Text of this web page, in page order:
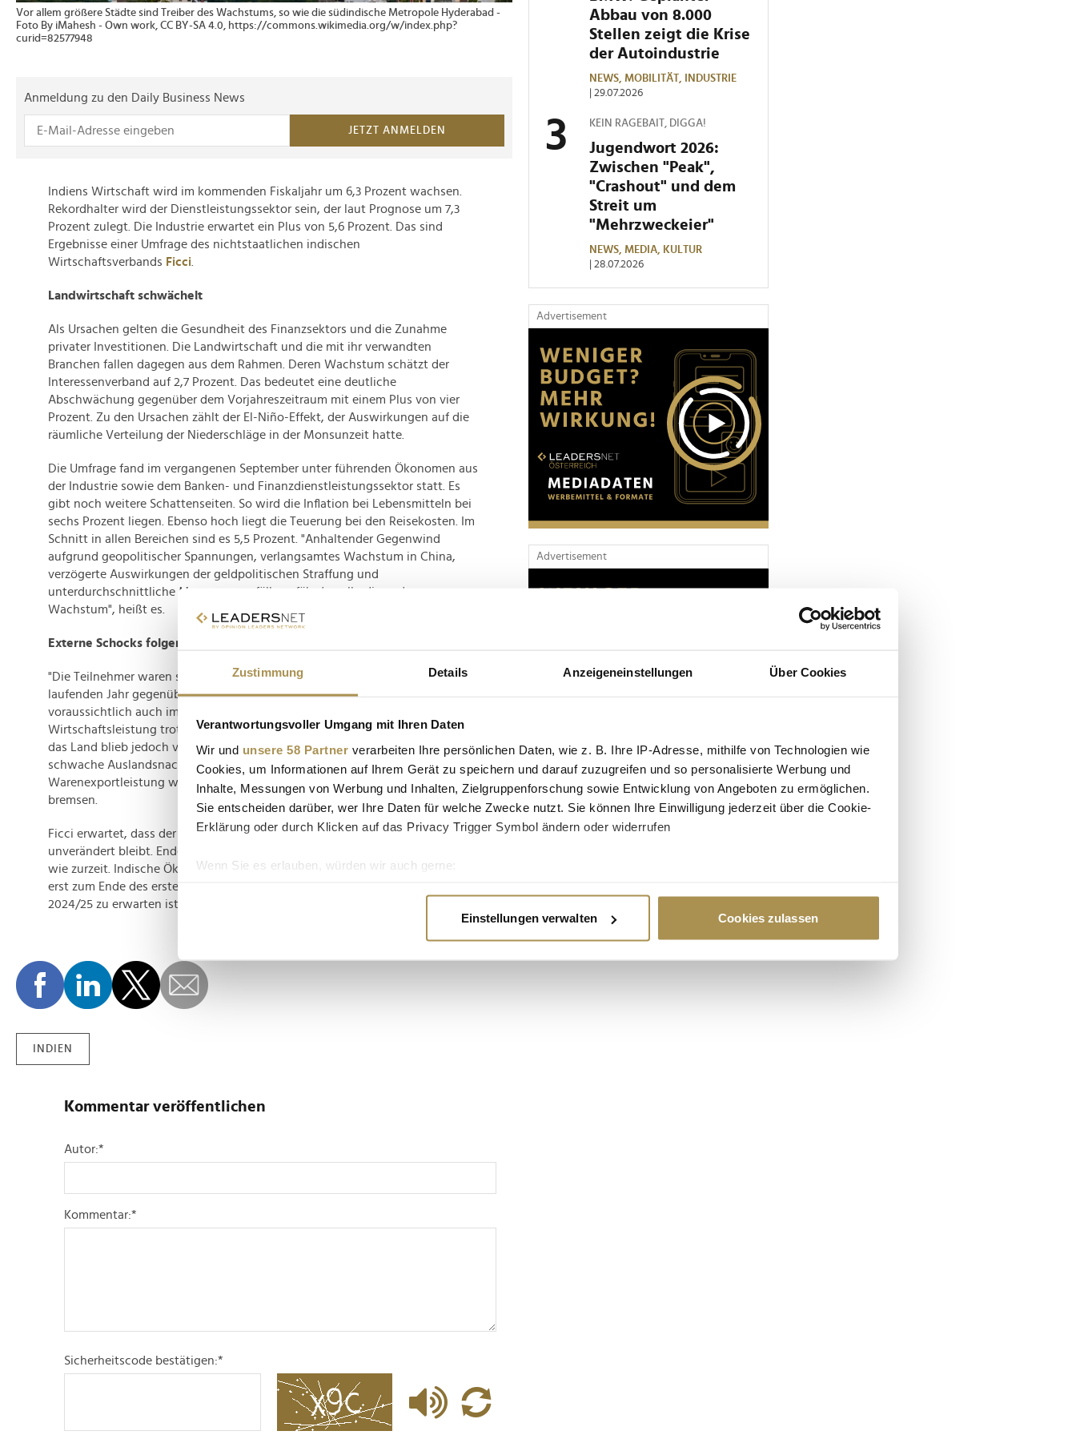
Zustimmung Details Anzeigeneinstellungen Über Cookies
Verantwortungsvoller Umgang mit Ihren Daten
Wir und unsere 58 Partner verarbeiten Ihre persönlichen Daten, wie z. B. Ihre IP-Adresse, mithilfe von Technologien wie
Cookies, um Informationen auf Ihrem Gerät zu speichern und darauf zuzugreifen und so personalisierte Werbung und
Inhalte, Messungen von Werbung und Inhalten, Zielgruppenforschung sowie Entwicklung von Angeboten zu ermöglichen.
Sie entscheiden darüber, wer Ihre Daten für welche Zwecke nutzt. Sie können Ihre Einwilligung jederzeit über die Cookie-
Erklärung oder durch Klicken auf das Privacy Trigger Symbol ändern oder widerrufen
Wenn Sie es erlauben, würden wir auch gerne:
Erfahren Sie mehr darüber, wie Ihre persönlichen Daten verarbeitet werden, und legen Sie Ihre Präferenzen im
Wir verwenden Cookies, um Inhalte und Anzeigen zu personalisieren, Funktionen für soziale Medien anbieten zu können
und die Zugriffe auf unsere Website zu analysieren. Außerdem geben wir Informationen zu Ihrer Verwendung unserer
Einstellungen verwalten Cookies zulassen
Vor allem größere Städte sind Treiber des Wachstums, so wie die südindische Metropole Hyderabad -
Foto By iMahesh - Own work, CC BY-SA 4.0, https://commons.wikimedia.org/w/index.php?
curid=82577948
Anmeldung zu den Daily Business News
JETZT ANMELDEN
Indiens Wirtschaft wird im kommenden Fiskaljahr um 6,3 Prozent wachsen.
Rekordhalter wird der Dienstleistungssektor sein, der laut Prognose um 7,3
Prozent zulegt. Die Industrie erwartet ein Plus von 5,6 Prozent. Das sind
Ergebnisse einer Umfrage des nichtstaatlichen indischen
Wirtschaftsverbands Ficci
Landwirtschaft schwächelt
Als Ursachen gelten die Gesundheit des Finanzsektors und die Zunahme
privater Investitionen. Die Landwirtschaft und die mit ihr verwandten
Branchen fallen dagegen aus dem Rahmen. Deren Wachstum schätzt der
Interessenverband auf 2,7 Prozent. Das bedeutet eine deutliche
Abschwächung gegenüber dem Vorjahreszeitraum mit einem Plus von vier
Prozent. Zu den Ursachen zählt der El-Niño-Effekt, der Auswirkungen auf die
räumliche Verteilung der Niederschläge in der Monsunzeit hatte.
Die Umfrage fand im vergangenen September unter führenden Ökonomen aus
der Industrie sowie dem Banken- und Finanzdienstleistungssektor statt. Es
gibt noch weitere Schattenseiten. So wird die Inflation bei Lebensmitteln bei
sechs Prozent liegen. Ebenso hoch liegt die Teuerung bei den Reisekosten. Im
Schnitt in allen Bereichen sind es 5,5 Prozent. "Anhaltender Gegenwind
aufgrund geopolitischer Spannungen, verlangsamtes Wachstum in China,
verzögerte Auswirkungen der geldpolitischen Straffung und
unterdurchschnittliche Monsunregenfälle gefährden allerdings das
Wachstum", heißt es.
Externe Schocks folgenreich
"Die Teilnehmer waren sich einig, dass sich das globale Wachstum im
laufenden Jahr gegenüber 2022 verlangsamen wird und dass sich dieser Trend
voraussichtlich auch im Jahr 2024 fortsetzt", so Ficci. In Indien selbst blieb die
Wirtschaftsleistung trotz der jüngsten Herausforderungen zwar relativ stabil,
das Land blieb jedoch von den externen Schocks nicht verschont. Die
schwache Auslandsnachfrage spiegele sich bereits in Indiens
Warenexportleistung wider und werde voraussichtlich das Binnenwachstum
bremsen.
Ficci erwartet, dass der Leitzins bis zum Ende des laufenden Geschäftsjahres
unverändert bleibt. Ende März 2024 soll er mit 6,5 Prozent ebenso hoch sein
wie zurzeit. Indische Ökonomen glauben, dass eine Senkung des Zinssatzes
erst zum Ende des ersten oder zweiten Quartals des nächsten Geschäftsjahres
2024/25 zu erwarten ist. (pressetext.redaktion)
INDIEN
Kommentar veröffentlichen
Autor:*
Kommentar:*
Sicherheitscode bestätigen:*
Abbau von 8.000
Stellen zeigt die Krise
der Autoindustrie
NEWS, MOBILITÄT,
INDUSTRIE
| 29.07.2026
KEIN RAGEBAIT, DIGGA!
Jugendwort 2026:
Zwischen "Peak",
"Crashout" und dem
Streit um
"Mehrzweckeier"
NEWS, MEDIA,
KULTUR
| 28.07.2026
Advertisement
Advertisement